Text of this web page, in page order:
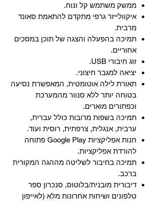
ממשק משתמש קל ונוח.
איקוולייזר גרפי מתקדם להתאמת סאונד
מרבית.
תמיכה בהפעלה והצגה של תוכן במסכים
אחוריים.
זוג חיבורי USB.
יציאה למגבר חיצוני.
תאורת לילה אוטומטית, המאפשרת נסיעה
בטוחה יותר ללא סנוור מהמערכת
וכפתורים מוארים.
תמיכה בשפות מרובות כולל עברית,
ערבית, אנגלית, צרפתית, רוסית ועוד.
‏חנות אפליקציות Google Play פתוחה
להורדת אפליקציות.
‏תמיכה בחיבור לשליטה מההגה המקורית
ברכב.
‏דיבורית מובנית/בלוטוס, ‏סנכרון ספר
טלפונים ושיחות אחרונות מלא (לאייפון